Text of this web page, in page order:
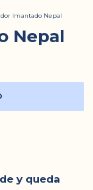
Imantado Nepal
Nepal
y queda